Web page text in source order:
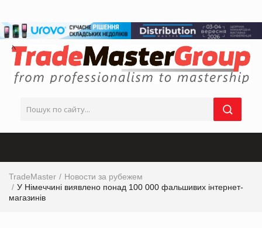
TradeMaster
Новости за рубежем
У Німеччині виявлено понад 100 000 фальшивих інтернет-
магазинів